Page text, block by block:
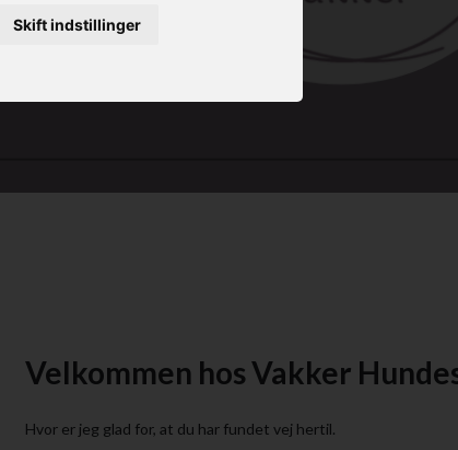
Skift indstillinger
Velkommen hos Vakker
Hvor er jeg glad for, at du har fundet vej hertil.